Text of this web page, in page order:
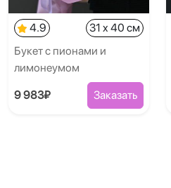
4.9
31 x 40 см
Букет с пионами и
лимонеумом
9 983₽ Заказать